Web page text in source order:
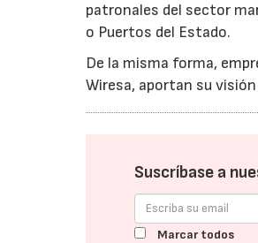
patronales del sector
o Puertos del Estado.
De la misma forma,
Wiresa, aportan su
Suscríbase a
Marcar todos